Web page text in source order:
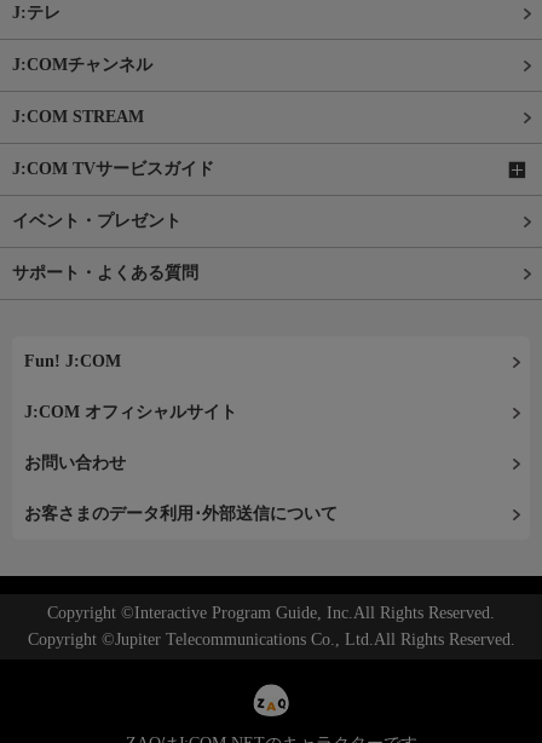
J:テレ
J:COMチャンネル
J:COM STREAM
J:COM TVサービスガイド
イベント・プレゼント
サポート・よくある質問
Fun! J:COM
J:COM オフィシャルサイト
お問い合わせ
お客さまのデータ利用･外部送信について
Copyright ©Interactive Program Guide, Inc.All Rights Reserved.
Copyright ©Jupiter Telecommunications Co., Ltd.All Rights Reserved.